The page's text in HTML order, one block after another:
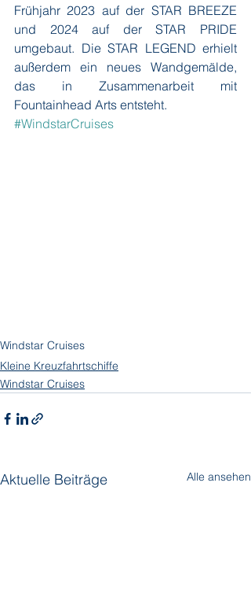
Frühjahr 2023 auf der STAR BREEZE
und 2024 auf der STAR PRIDE
umgebaut. Die STAR LEGEND erhielt
außerdem ein neues Wandgemälde,
das in Zusammenarbeit mit
Fountainhead Arts entsteht.
#WindstarCruises
Windstar Cruises
Kleine Kreuzfahrtschiffe
Windstar Cruises
Aktuelle Beiträge Alle ansehen